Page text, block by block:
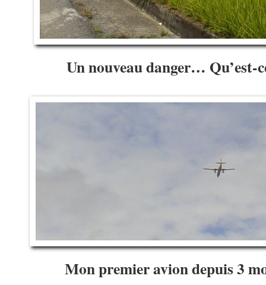
Un nouveau danger… Qu’est-
Mon premier avion depuis 3